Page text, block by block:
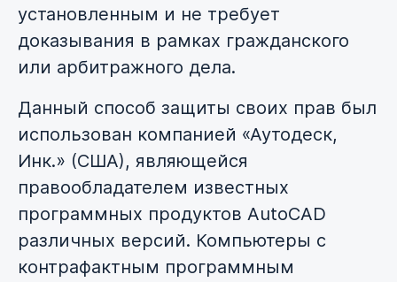
установленным и не требует
доказывания в рамках гражданского
или арбитражного дела.
Данный способ защиты своих прав был
использован компанией «Аутодеск,
Инк.» (США), являющейся
правообладателем известных
программных продуктов AutoCAD
различных версий. Компьютеры с
контрафактным программным